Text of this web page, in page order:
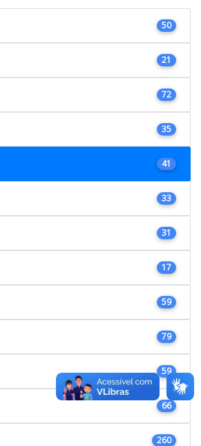
50
21
72
35
41
33
31
17
59
79
59
66
260